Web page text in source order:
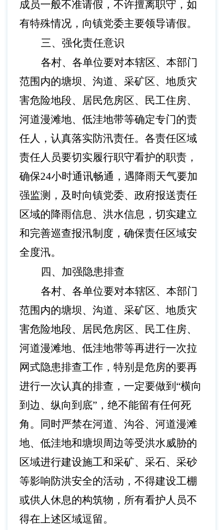
成员一般不准请假，不许擅离职守，如
有特殊情况，向镇党委主要领导请假。
三、强化责任意识
各村、各单位要对本辖区、本部门
范围内的塘坝、沟道、采矿区、地质灾
害危险地段、居民危房区、民工住房、
河道漫滩地、低洼地带等确定专门的责
任人，认真落实防汛责任。 各责任区域
责任人员要切实履行职守看护的职责，
确保24小时通讯畅通，遇降雨天气要加
强监测，及时向镇党委、政府报送责任
区域的降雨信息、洪水信息，切实建立
和完善巡查报汛制度，确保责任区域安
全度汛。
四、加强隐患排查
各村、各单位要对本辖区、本部门
范围内的塘坝、沟道、采矿区、地质灾
害危险地段、居民危房区、民工住房、
河道漫滩地、低洼地带等再进行一次拉
网式隐患排查工作，特别是危房的要再
进行一次认真的排查，一定要做到 “横向
到边、纵向到底”，绝不能留有任何死
角。同时严禁在河道、沟谷、河道漫滩
地、低洼地和塘坝周边等受洪水威胁的
区域进行建设施工和采矿、采石、采砂
等影响防洪安全的活动，不得建设工棚
或供人休息的构筑物，所有看护人员不
得在上述区域逗留。